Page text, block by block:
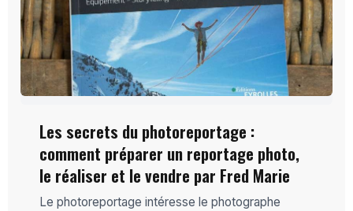
Les secrets du photoreportage :
comment préparer un reportage photo,
le réaliser et le vendre par Fred Marie
Le photoreportage intéresse le photographe